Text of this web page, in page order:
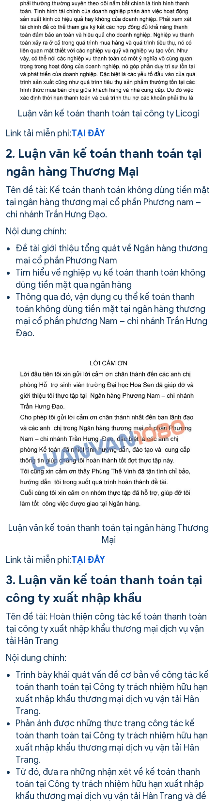
Luận văn kế toán thanh toán tại công ty Licogi
Link tải miễn phí:TẠI ĐÂY
2. Luận văn kế toán thanh toán tại
ngân hàng Thương Mại
Tên đề tài: Kế toán thanh toán không dùng tiền mặt
tại ngân hàng thương mại cổ phần Phương nam –
chi nhánh Trần Hưng Đạo.
Nội dung chính:
Đề tài giới thiệu tổng quát về Ngân hàng thương
mại cổ phần Phương Nam
Tìm hiểu về nghiệp vụ kế toán thanh toán không
dùng tiền mặt qua ngân hàng
Thông qua đó, vận dụng cụ thể kế toán thanh
toán không dùng tiền mặt tại ngân hàng thương
mại cổ phần phương Nam – chi nhánh Trần Hưng
Đạo.
Luận văn kế toán thanh toán tại ngân hàng Thương
Mại
Link tải miễn phí:TẠI ĐÂY
3. Luận văn kế toán thanh toán tại
công ty xuất nhập khẩu
Tên đề tài: Hoàn thiện công tác kế toán thanh toán
tại công ty xuất nhập khẩu thương mại dịch vụ vận
tải Hân Trang
Nội dung chính:
Trình bày khái quát vấn đề cơ bản về công tác kế
toán thanh toán tại Công ty trách nhiệm hữu hạn
xuất nhập khẩu thương mại dịch vụ vận tải Hân
Trang.
Phản ánh được những thực trạng công tác kế
toán thanh toán tại Công ty trách nhiệm hữu hạn
xuất nhập khẩu thương mại dịch vụ vận tải Hân
Trang.
Từ đó, đưa ra những nhận xét về kế toán thanh
toán tại Công ty trách nhiệm hữu hạn xuất nhập
khẩu thương mại dịch vụ vận tải Hân Trang và đề